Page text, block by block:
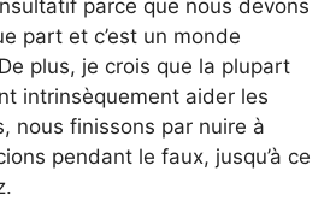
parce que nous devons
part et c’est un monde
plus, je crois que la plupart
intrinsèquement aider les
nous finissons par nuire à
pendant le faux, jusqu’à ce